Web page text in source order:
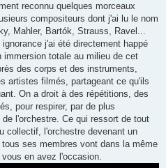
reconnu quelques morceaux
compositeurs dont j'ai lu le nom
Mahler, Bartók, Strauss, Ravel...
j'ai été directement happé
immersion totale au milieu de cet
des corps et des instruments,
artistes filmés, partageant ce qu'ils
On a droit à des répétitions, des
pour respirer, par de plus
l'orchestre. Ce qui ressort de tout
collectif, l'orchestre devenant un
ses membres vont dans la même
en avez l'occasion.